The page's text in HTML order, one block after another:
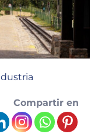
Compartir en